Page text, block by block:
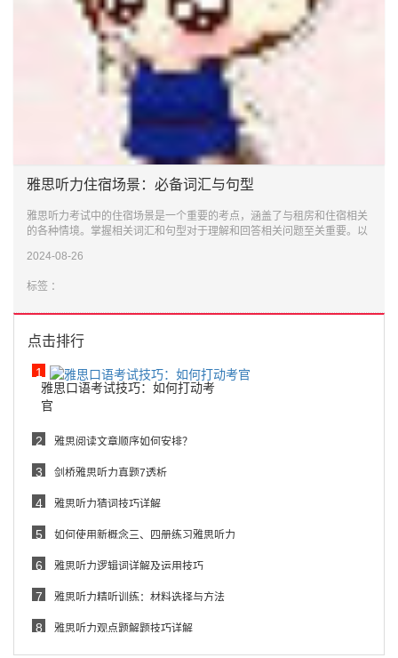
雅思听力住宿场景：必备词汇与句型
雅思听力考试中的住宿场景是一个重要的考点，涵盖了与租房和住宿相关
的各种情境。掌握相关词汇和句型对于理解和回答相关问题至关重要。以
2024-08-26
标签 ：
点击排行
1
雅思口语考试技巧：如何打动考
官
2 雅思阅读文章顺序如何安排？
3 剑桥雅思听力真题7透析
4 雅思听力猜词技巧详解
5 如何使用新概念三、四册练习雅思听力
6 雅思听力逻辑词详解及运用技巧
7 雅思听力精听训练：材料选择与方法
8 雅思听力观点题解题技巧详解